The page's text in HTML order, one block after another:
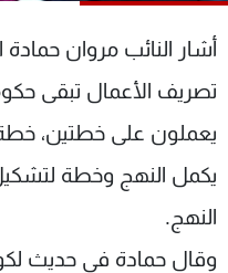
أشار النائب مروان
تصريف الأعمال تبقى
يعملون على خطتين،
يكمل النهج وخطة
النهج.
وقال حمادة في حديث
جدول البرامج
شاهد البرامج
عن MTV
الإنـتـاج
لاعلاناتكم